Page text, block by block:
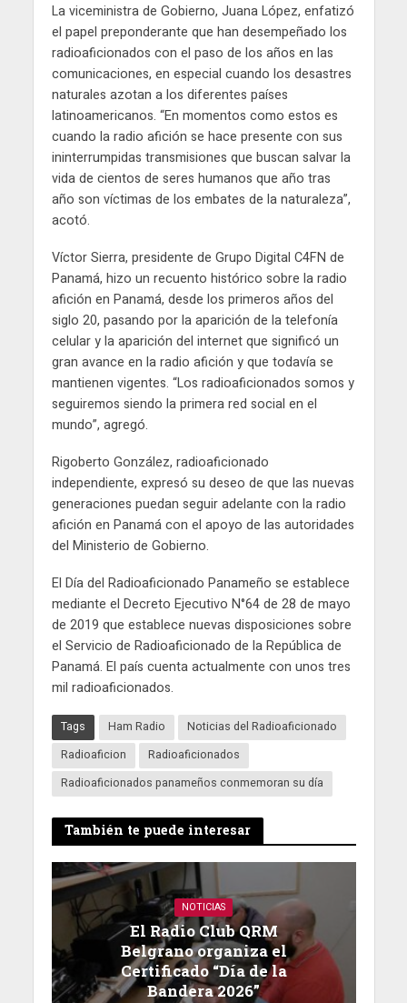
La viceministra de Gobierno, Juana López, enfatizó
el papel preponderante que han desempeñado los
radioaficionados con el paso de los años en las
comunicaciones, en especial cuando los desastres
naturales azotan a los diferentes países
latinoamericanos. “En momentos como estos es
cuando la radio afición se hace presente con sus
ininterrumpidas transmisiones que buscan salvar la
vida de cientos de seres humanos que año tras
año son víctimas de los embates de la naturaleza”,
acotó.
Víctor Sierra, presidente de Grupo Digital C4FN de
Panamá, hizo un recuento histórico sobre la radio
afición en Panamá, desde los primeros años del
siglo 20, pasando por la aparición de la telefonía
celular y la aparición del internet que significó un
gran avance en la radio afición y que todavía se
mantienen vigentes. “Los radioaficionados somos y
seguiremos siendo la primera red social en el
mundo”, agregó.
Rigoberto González, radioaficionado
independiente, expresó su deseo de que las nuevas
generaciones puedan seguir adelante con la radio
afición en Panamá con el apoyo de las autoridades
del Ministerio de Gobierno.
El Día del Radioaficionado Panameño se establece
mediante el Decreto Ejecutivo N°64 de 28 de mayo
de 2019 que establece nuevas disposiciones sobre
el Servicio de Radioaficionado de la República de
Panamá. El país cuenta actualmente con unos tres
mil radioaficionados.
Tags Ham Radio
Noticias del Radioaficionado
Radioaficion
Radioaficionados
Radioaficionados panameños conmemoran su día
También te puede interesar
NOTICIAS
El Radio Club QRM
Belgrano organiza el
Certificado “Día de la
Bandera 2026”